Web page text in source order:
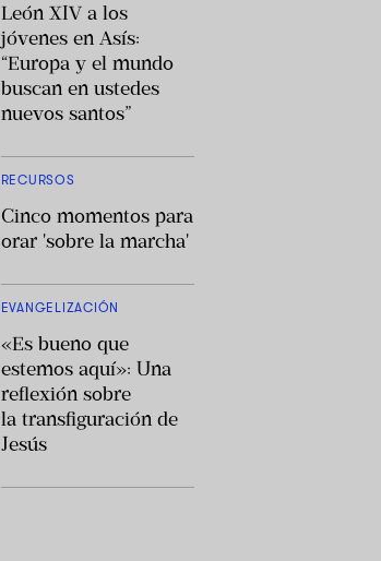
León XIV a los
jóvenes en Asís:
“Europa y el mundo
buscan en ustedes
nuevos santos”
RECURSOS
Cinco momentos para
orar 'sobre la marcha'
EVANGELIZACIÓN
«Es bueno que
estemos aquí»: Una
reflexión sobre
la transfiguración de
Jesús